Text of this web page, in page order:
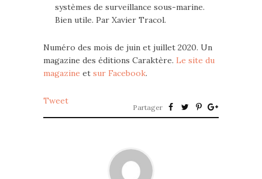
systèmes de surveillance sous-marine.
Bien utile. Par Xavier Tracol.
Numéro des mois de juin et juillet 2020. Un
magazine des éditions Caraktère. Le site du
magazine et sur Facebook.
Tweet
Partager